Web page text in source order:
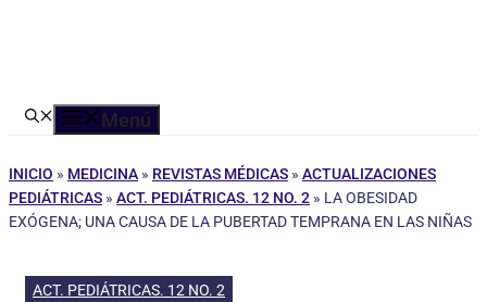
Menú
INICIO » MEDICINA » REVISTAS MÉDICAS » ACTUALIZACIONES
PEDIÁTRICAS » ACT. PEDIÁTRICAS. 12 NO. 2 » LA OBESIDAD
EXÓGENA; UNA CAUSA DE LA PUBERTAD TEMPRANA EN LAS NIÑAS
ACT. PEDIÁTRICAS. 12 NO. 2